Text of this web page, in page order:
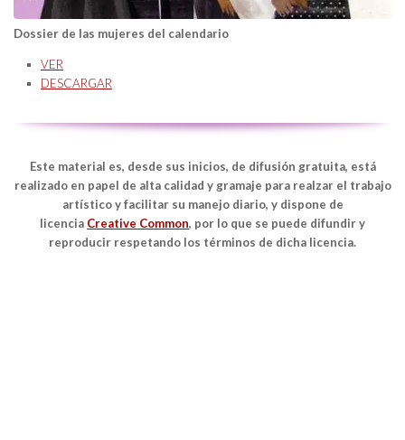
Dossier de las mujeres del calendario
VER
DESCARGAR
Este material es, desde sus inicios, de difusión gratuita, está
realizado en papel de alta calidad y gramaje para realzar el trabajo
artístico y facilitar su manejo diario, y dispone de
licencia Creative Common, por lo que se puede difundir y
reproducir respetando los términos de dicha licencia.